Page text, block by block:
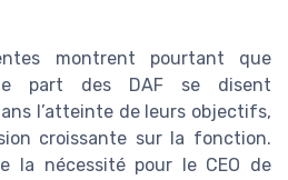
montrent pourtant que
part des DAF se disent
l’atteinte de leurs objectifs,
croissante sur la fonction.
la nécessité pour le CEO de